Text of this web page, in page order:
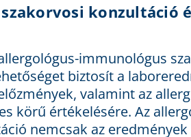
konzultáció
immunológus
biztosít a
valamint az
körű értékelésére. Az
nemcsak az